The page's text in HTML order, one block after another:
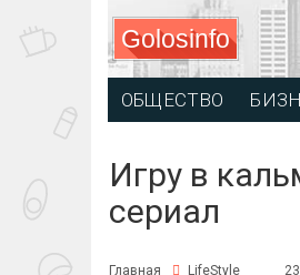
Golosinfo
ОБЩЕСТВО
Игру в
сериал
Главная LifeStyle